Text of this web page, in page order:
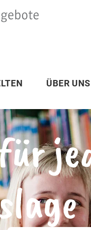
ÜBER UNS